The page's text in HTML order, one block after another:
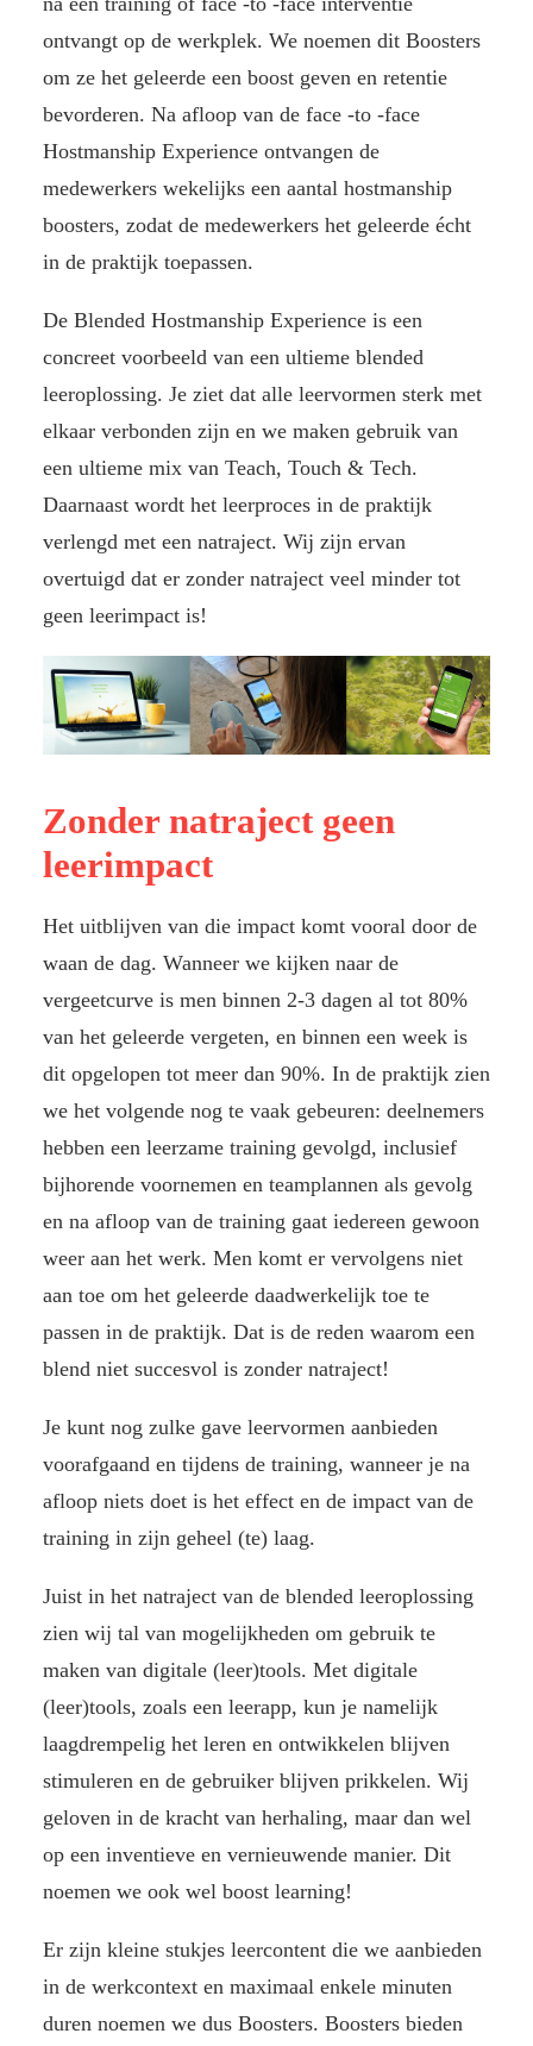
ontvangt op de werkplek. We noemen dit Boosters
om ze het geleerde een boost geven en retentie
bevorderen. Na afloop van de face -to -face
Hostmanship Experience ontvangen de
medewerkers wekelijks een aantal hostmanship
boosters, zodat de medewerkers het geleerde écht
in de praktijk toepassen.
De Blended Hostmanship Experience is een
concreet voorbeeld van een ultieme blended
leeroplossing. Je ziet dat alle leervormen sterk met
elkaar verbonden zijn en we maken gebruik van
een ultieme mix van Teach, Touch & Tech.
Daarnaast wordt het leerproces in de praktijk
verlengd met een natraject. Wij zijn ervan
overtuigd dat er zonder natraject veel minder tot
geen leerimpact is!
Zonder natraject geen
leerimpact
Het uitblijven van die impact komt vooral door de
waan de dag. Wanneer we kijken naar de
vergeetcurve is men binnen 2-3 dagen al tot 80%
van het geleerde vergeten, en binnen een week is
dit opgelopen tot meer dan 90%. In de praktijk zien
we het volgende nog te vaak gebeuren: deelnemers
hebben een leerzame training gevolgd, inclusief
bijhorende voornemen en teamplannen als gevolg
en na afloop van de training gaat iedereen gewoon
weer aan het werk. Men komt er vervolgens niet
aan toe om het geleerde daadwerkelijk toe te
passen in de praktijk. Dat is de reden waarom een
blend niet succesvol is zonder natraject!
Je kunt nog zulke gave leervormen aanbieden
voorafgaand en tijdens de training, wanneer je na
afloop niets doet is het effect en de impact van de
training in zijn geheel (te) laag.
Juist in het natraject van de blended leeroplossing
zien wij tal van mogelijkheden om gebruik te
maken van digitale (leer)tools. Met digitale
(leer)tools, zoals een leerapp, kun je namelijk
laagdrempelig het leren en ontwikkelen blijven
stimuleren en de gebruiker blijven prikkelen. Wij
geloven in de kracht van herhaling, maar dan wel
op een inventieve en vernieuwende manier. Dit
noemen we ook wel boost learning!
Er zijn kleine stukjes leercontent die we aanbieden
in de werkcontext en maximaal enkele minuten
duren noemen we dus Boosters. Boosters bieden